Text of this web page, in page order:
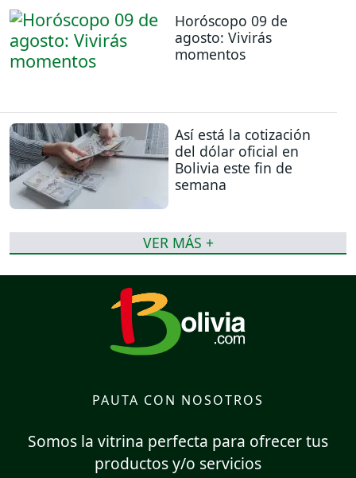
Horóscopo 09 de
agosto: Vivirás
momentos
Así está la cotización
del dólar oficial en
Bolivia este fin de
semana
VER MÁS +
PAUTA CON NOSOTROS
Somos la vitrina perfecta para ofrecer tus
productos y/o servicios